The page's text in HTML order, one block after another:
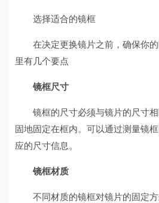
选择适合的镜框
在决定更换镜片之前，确保你
里有几个要点
镜框尺寸
镜框的尺寸必须与镜片的尺寸
固地固定在框内。可以通过测量镜
应的尺寸信息。
镜框材质
不同材质的镜框对镜片的固定